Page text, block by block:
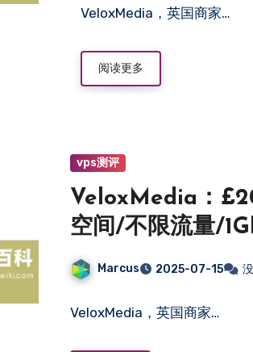
VeloxMedia，英国商家…
阅读更多
vps测评
VeloxMedia：
空间/不限流量/
Marcus 2025-07-15
VeloxMedia，英国商家…